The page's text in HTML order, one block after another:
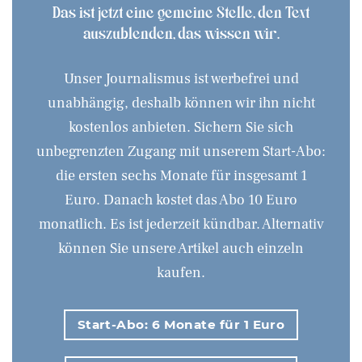
Das ist jetzt eine gemeine Stelle, den Text
auszublenden, das wissen wir.
Unser Journalismus ist werbefrei und
unabhängig, deshalb können wir ihn nicht
kostenlos anbieten. Sichern Sie sich
unbegrenzten Zugang mit unserem Start-Abo:
die ersten sechs Monate für insgesamt 1
Euro. Danach kostet das Abo 10 Euro
monatlich. Es ist jederzeit kündbar. Alternativ
können Sie unsere Artikel auch einzeln
kaufen.
Start-Abo: 6 Monate für 1 Euro